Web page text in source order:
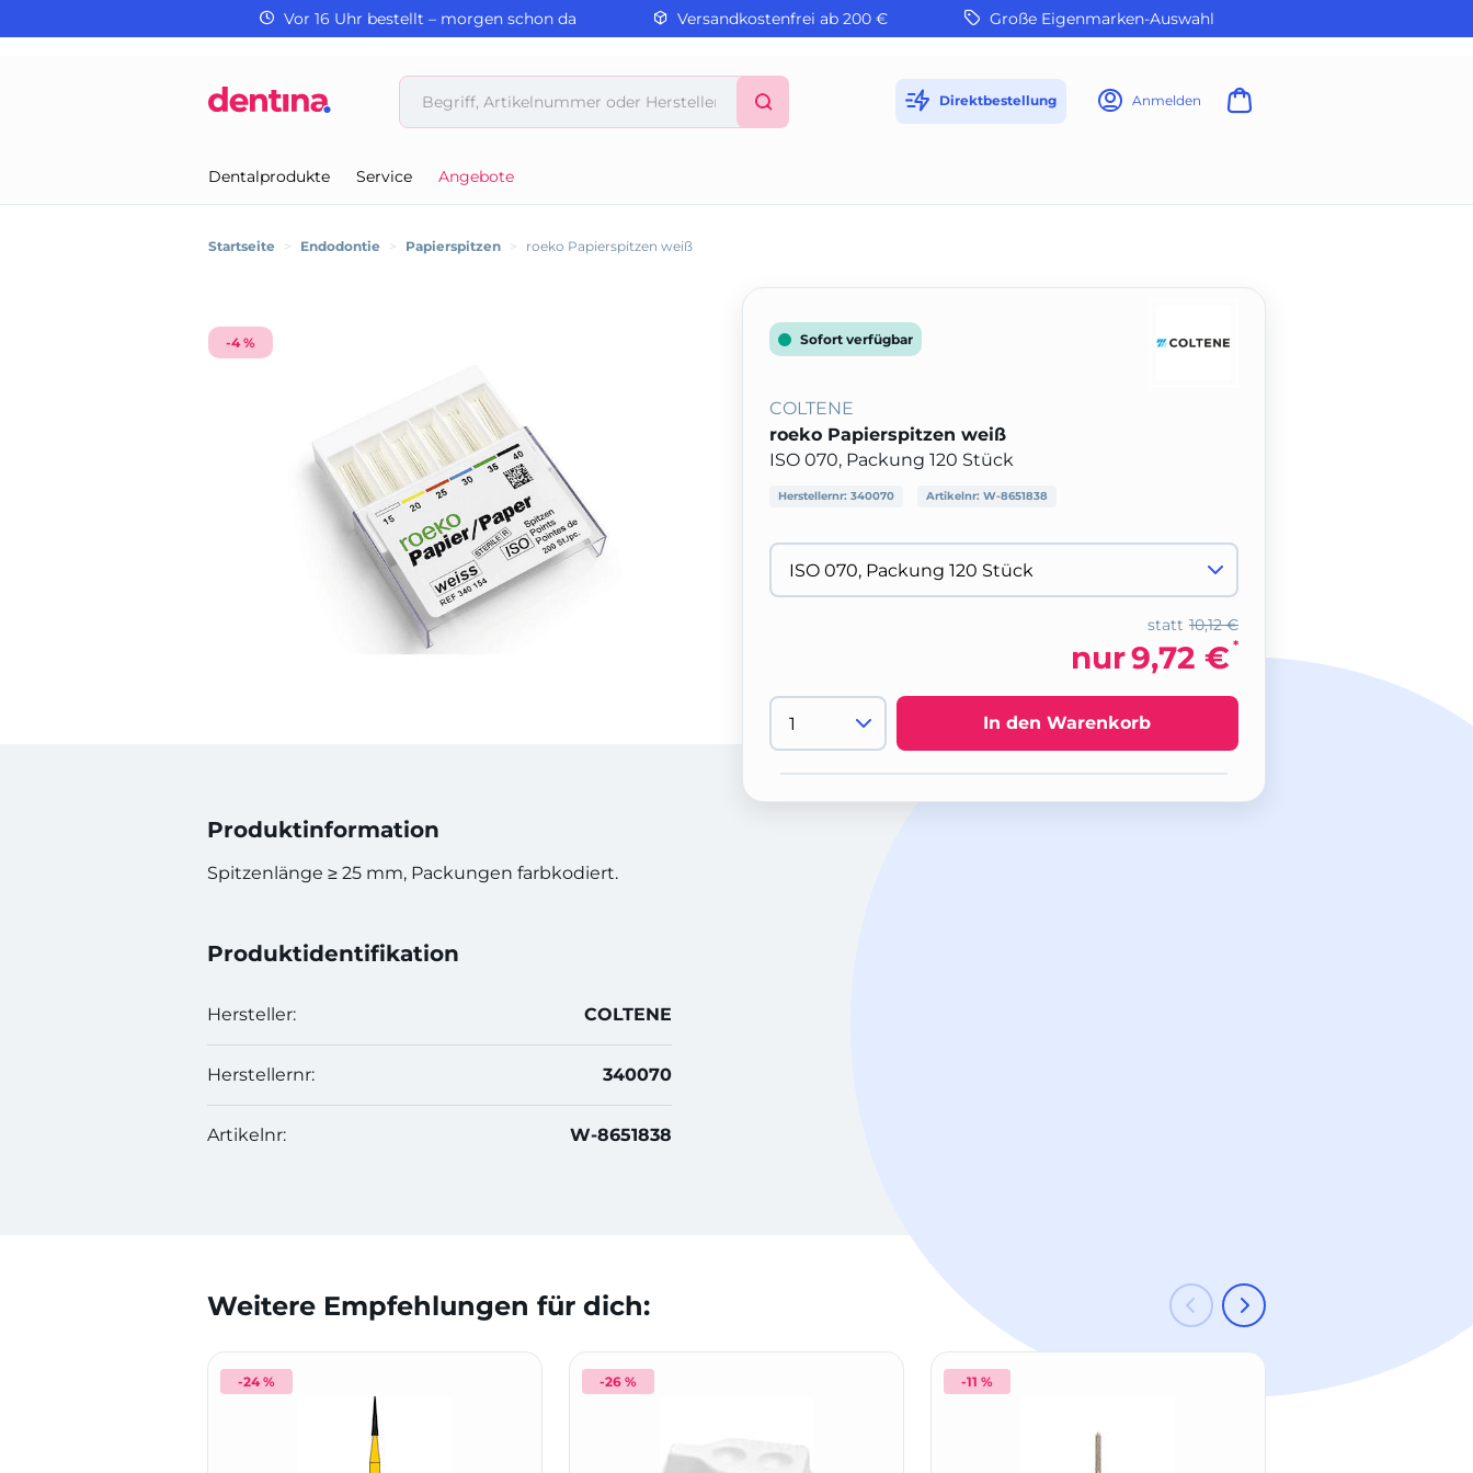
Vor 16 Uhr bestellt – morgen schon da Versandkostenfrei ab 200 € Große Eigenmarken-Auswahl
Direktbestellung Anmelden
Dentalprodukte Service Angebote
Startseite > Endodontie > Papierspitzen > roeko Papierspitzen weiß
-4 %
Produktinformation
Spitzenlänge ≥ 25 mm, Packungen farbkodiert.
Produktidentifikation
Hersteller: COLTENE
Herstellernr: 340070
Artikelnr: W-8651838
Sofort verfügbar
COLTENE
roeko Papierspitzen weiß
ISO 070, Packung 120 Stück
Herstellernr: 340070 Artikelnr: W-8651838
10,12 €
statt
nur9,72 € *
In den Warenkorb
Weitere Empfehlungen für dich:
-24 % -26 % -11 % -24 %